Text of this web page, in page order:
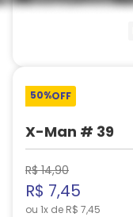
50%OFF
X-Man # 39
R$ 14,90
R$ 7,45
ou 1x de R$ 7,45